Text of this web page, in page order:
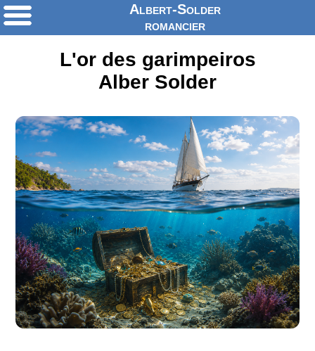
Albert-Solder
romancier
L'or des garimpeiros
Alber Solder